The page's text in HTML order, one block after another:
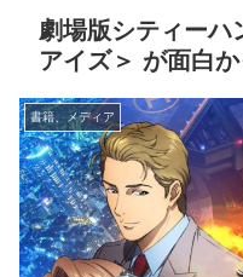
劇場版シティーハ
アイズ＞ が面白
書籍、メディア